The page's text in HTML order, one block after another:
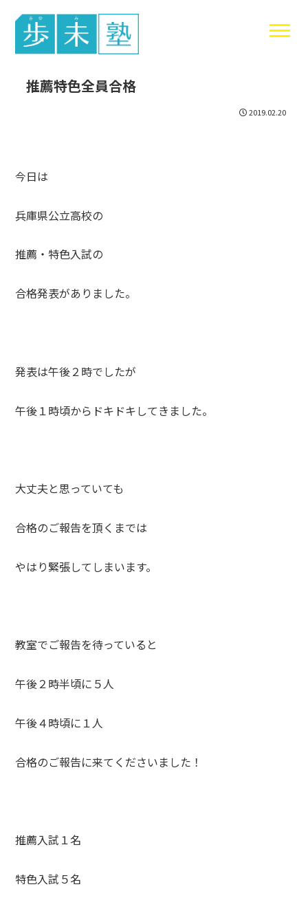
東谷中生の
推薦特色全員合格
2019.02.20
今日は
兵庫県公立高校の
推薦・特色入試の
合格発表がありました。
発表は午後２時でしたが
午後１時頃からドキドキしてきました。
大丈夫と思っていても
合格のご報告を頂くまでは
やはり緊張してしまいます。
教室でご報告を待っていると
午後２時半頃に５人
午後４時頃に１人
合格のご報告に来てくださいました！
推薦入試１名
特色入試５名